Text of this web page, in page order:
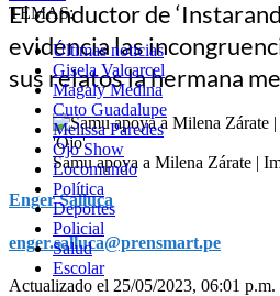
TEMAS:
Últimas noticias
Gisela Valcarcel
Magaly Medina
Cuto Guadalupe
Melissa Paredes
Ojo Show
Locomundo
Política
Deportes
Policial
Salud
Escolar
El conductor de
evidencia las
sus relatos la hermana
Samu apoya a Milena Zárate |
Enger Salluca
enger.salluca@prensmart.pe
Actualizado el 25/05/2023, 06:01 p.m.